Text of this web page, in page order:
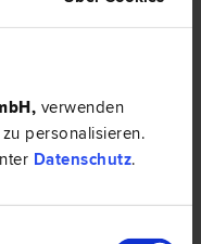
, verwenden
personalisieren.
Datenschutz.
in Hall/Tirol